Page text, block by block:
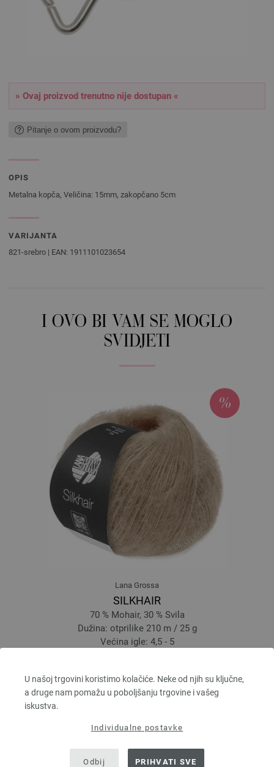
U našoj trgovini koristimo kolačiće. Neke od njih su ključne,
a druge nam pomažu u poboljšanju trgovine i vašeg
iskustva.
Individualne postavke
Odbij PRIHVATI SVE
» Ovaj proizvod trenutno nije dostupan «
Pitanje o ovom proizvodu?
OPIS
Metalna kopča, Veličina: 15mm, zakopčano 5cm
VARIJANTA
821-srebro | EAN: 1911101023654
I OVO BI VAM SE MOGLO
SVIDJETI
Lana Grossa
SILKHAIR
70 % Mohair, 30 % Svila
Dužina: otprilike 210 m / 25 g
Većina igle: 4,5 - 5
bez PDV-a, dodatno troškovi za dostavu, Osnovna cijena: 265,60 € - 334,40 €
prev next